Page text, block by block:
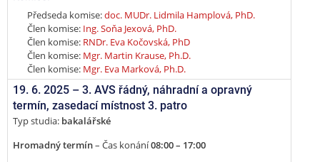
Předseda komise:doc. MUDr. Lidmila Hamplová, PhD.
Člen komise: Ing. Soňa Jexová, PhD.
Člen komise: RNDr. Eva Kočovská, PhD
Člen komise: Mgr. Martin Krause, Ph.D.
Člen komise: Mgr. Eva Marková, Ph.D.
19. 6. 2025 – 3. AVS řádný, náhradní a opravný
termín, zasedací místnost 3. patro
Typ studia: bakalářské
Hromadný termín– Čas konání08:00 – 17:00